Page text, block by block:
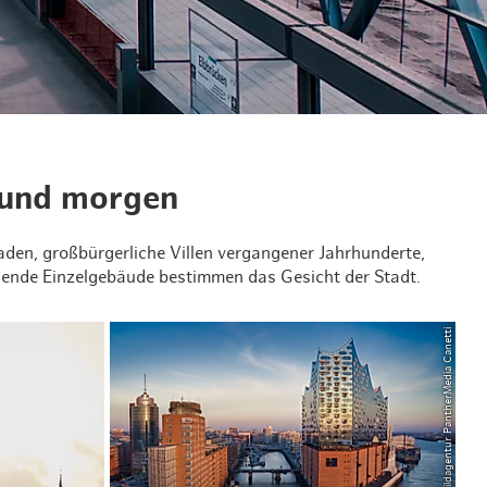
& Lifestyle
shoppen
essen & trinken
morgen
großbürgerliche Villen vergangener Jahrhunderte,
Einzelgebäude bestimmen das Gesicht der Stadt.
© Bildagentur PantherMedia Canetti